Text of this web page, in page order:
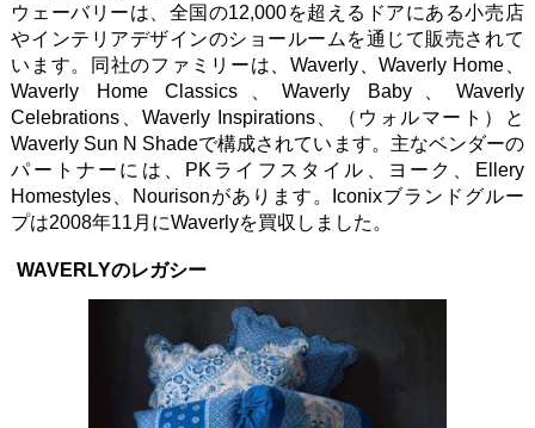
ウェーバリーは、全国の12,000を超えるドアにある小売店
やインテリアデザインのショールームを通じて販売されて
います。同社のファミリーは、Waverly、Waverly Home、
Waverly Home Classics、Waverly Baby、Waverly
Celebrations、Waverly Inspirations、（ウォルマート）と
Waverly Sun N Shadeで構成されています。主なベンダーの
パートナーには、PKライフスタイル、ヨーク、Ellery
Homestyles、Nourisonがあります。Iconixブランドグルー
プは2008年11月にWaverlyを買収しました。
WAVERLYのレガシー